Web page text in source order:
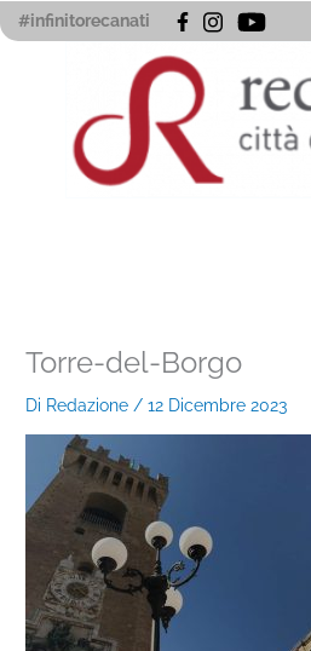
Vai
al
#infinitorecanati
Torre-del-Borgo
Di Redazione /12 Dicembre 2023